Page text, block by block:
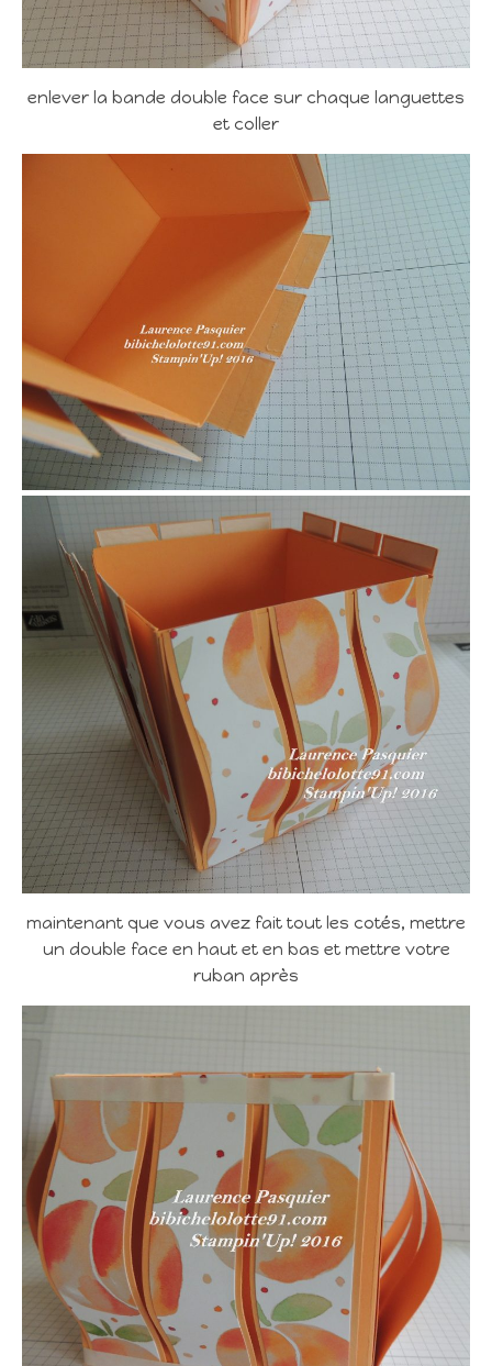
enlever la bande double face sur chaque languettes
et coller
maintenant que vous avez fait tout les cotés, mettre
un double face en haut et en bas et mettre votre
ruban après